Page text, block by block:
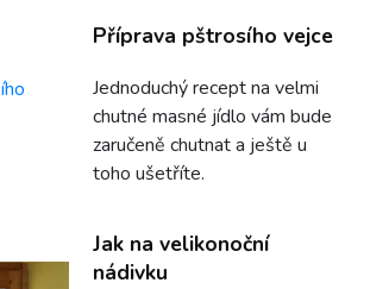
Příprava pštrosího vejce
Jednoduchý recept na velmi
chutné masné jídlo vám bude
zaručeně chutnat a ještě u
toho ušetříte.
Jak na velikonoční
nádivku